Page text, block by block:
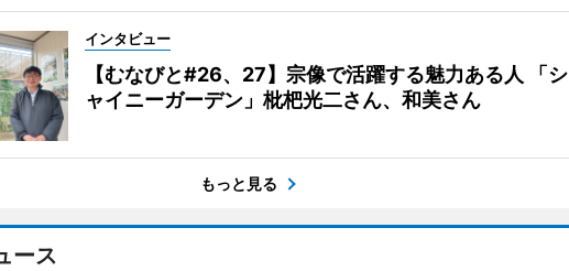
インタビュー
【むなびと#26、27】宗像で活躍する魅力ある人 「シ
ャイニーガーデン」枇杷光二さん、和美さん
もっと見る
ース